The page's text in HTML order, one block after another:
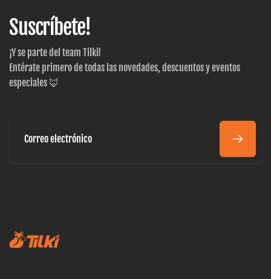
Suscríbete!
¡Y se parte del team Tilki!
Entérate primero de todas las novedades, descuentos y eventos
especiales 🦊